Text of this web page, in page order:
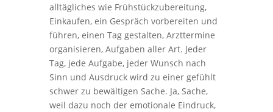
alltägliches wie Frühstückzubereitung,
Einkaufen, ein Gespräch vorbereiten und
führen, einen Tag gestalten, Arzttermine
organisieren, Aufgaben aller Art. Jeder
Tag, jede Aufgabe, jeder Wunsch nach
Sinn und Ausdruck wird zu einer gefühlt
schwer zu bewältigen Sache. Ja, Sache,
weil dazu noch der emotionale Eindruck,